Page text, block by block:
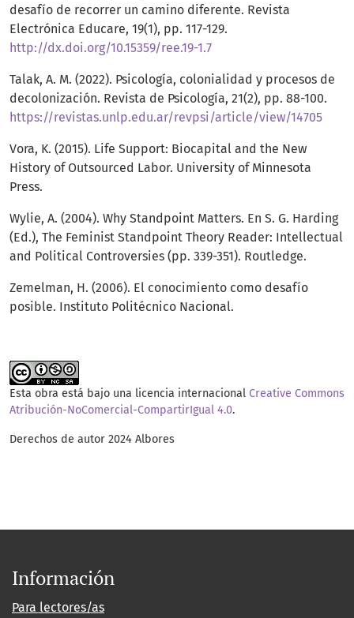
desafío de recorrer un camino diferente. Revista
Electrónica Educare, 19(1), pp. 117-129.
http://dx.doi.org/10.15359/ree.19-1.7
Talak, A. M. (2022). Psicología, colonialidad y procesos de
decolonización. Revista de Psicología, 21(2), pp. 88-100.
https://revistas.unlp.edu.ar/revpsi/article/view/14705
Vora, K. (2015). Life Support: Biocapital and the New
History of Outsourced Labor. University of Minnesota
Press.
Wylie, A. (2004). Why Standpoint Matters. En S. G. Harding
(Ed.), The Feminist Standpoint Theory Reader: Intellectual
and Political Controversies (pp. 339-351). Routledge.
Zemelman, H. (2006). El conocimiento como desafío
posible. Instituto Politécnico Nacional.
Esta obra está bajo una licencia internacional Creative Commons
Atribución-NoComercial-CompartirIgual 4.0.
Derechos de autor 2024 Albores
Información
Para lectores/as